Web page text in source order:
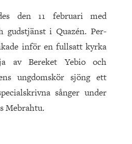
den 11 februari med
gudstjänst i Quazén. Per-
inför en fullsatt kyrka
av Bereket Yebio och
ungdomskör sjöng ett
sånger under
Mebrahtu.